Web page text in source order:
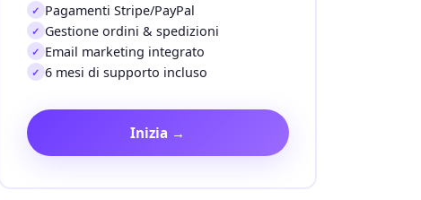
Pagamenti Stripe/PayPal
Gestione ordini & spedizioni
Email marketing integrato
6 mesi di supporto incluso
Inizia →